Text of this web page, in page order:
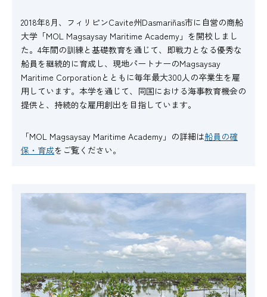
2018年8月、フィリピンCavite州Dasmariñas市に自営の商船
大学「MOL Magsaysay Maritime Academy」を開校しまし
た。4年間の訓練と基礎教育を通じて、即戦力となる優秀な
船員を継続的に育成し、現地パートナーのMagsaysay
Maritime Corporationとともに毎年最大300人の卒業生を雇
用しています。本学を通じて、同国における海事教育機会の
提供と、持続的な雇用創出を目指しています。
「MOL Magsaysay Maritime Academy」の詳細は船員の確
保・育成をご覧ください。